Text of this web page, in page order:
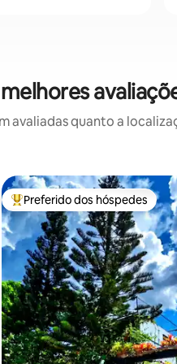
avaliadas quanto a
média de 5, 106
Entre os melhores preferidos
Preferido dos hóspedes